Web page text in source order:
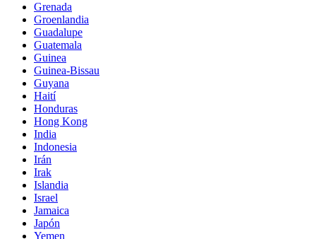
Grenada
Groenlandia
Guadalupe
Guatemala
Guinea
Guinea-Bissau
Guyana
Haití
Honduras
Hong Kong
India
Indonesia
Irán
Irak
Islandia
Israel
Jamaica
Japón
Yemen